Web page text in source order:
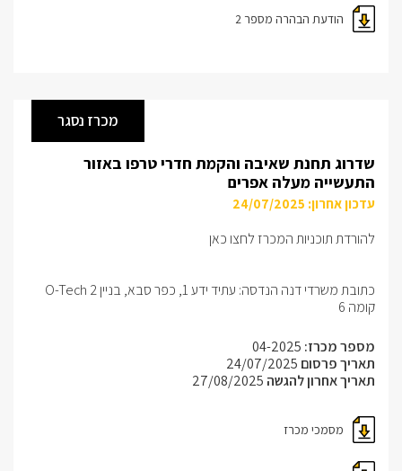
הודעת הבהרה מספר 2
מכרז נסגר
שדרוג תחנת שאיבה והקמת חדרי טרפו באזור
התעשייה מעלה אפרים
עדכון אחרון: 24/07/2025
להורדת תוכניות המכרז לחצו כאן
כתובת משרדי דנה הנדסה: עתיד ידע 1, כפר סבא, בניין O-Tech 2
קומה 6
מספר מכרז: 04-2025
תאריך פרסום 24/07/2025
תאריך אחרון להגשה 27/08/2025
מסמכי מכרז